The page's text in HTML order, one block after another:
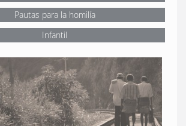
Pautas para la homilía
Infantil